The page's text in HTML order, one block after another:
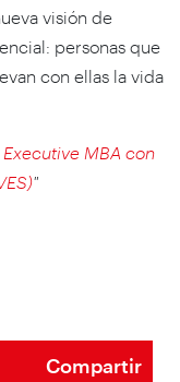
visión de
personas que
con ellas la vida
MBA con
"
Compartir